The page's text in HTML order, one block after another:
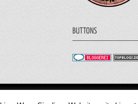
BUTTONS
© 2011 - 2018